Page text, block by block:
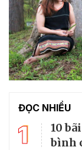
ĐỌC NHIỀU
1
10
bình